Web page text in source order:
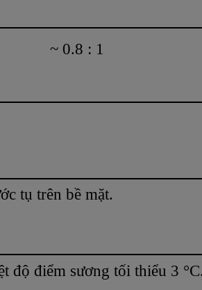
~ 0.8 : 1
tụ trên bề mặt.
độ điểm sương tối thiểu 3